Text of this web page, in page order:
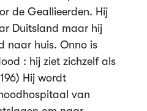
de Geallieerden. Hij
Duitsland maar hij
naar huis. Onno is
: hij ziet zichzelf als
Hij wordt
van